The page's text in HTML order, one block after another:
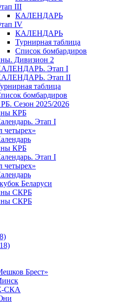
III
КАЛЕНДАРЬ
IV
КАЛЕНДАРЬ
Турнирная таблица
Список бомбардиров
Дивизион 2
Этап I
Этап II
таблица
бомбардиров
Сезон 2025/2026
КРБ
Этап I
четырех»
КРБ
Этап I
четырех»
Беларуси
СКРБ
СКРБ
Брест»
СКА